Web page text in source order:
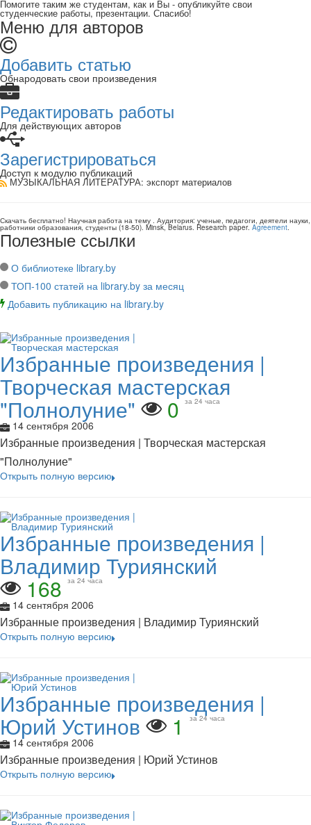
Помогите таким же студентам, как и Вы - опубликуйте свои
студенческие работы, презентации. Спасибо!
Меню для авторов
Добавить статью
Обнародовать свои произведения
Редактировать работы
Для действующих авторов
Зарегистрироваться
Доступ к модулю публикаций
МУЗЫКАЛЬНАЯ ЛИТЕРАТУРА: экспорт материалов
Скачать бесплатно! Научная работа на тему . Аудитория: ученые, педагоги, деятели науки,
работники образования, студенты (18-50). Minsk, Belarus. Research paper. Agreement.
Полезные ссылки
О библиотеке library.by
ТОП-100 статей на library.by за месяц
Добавить публикацию на library.by
Избранные произведения |
Творческая мастерская
"Полнолуние" 0 за 24 часа
14 сентября 2006
Избранные произведения | Творческая мастерская
"Полнолуние"
Открыть полную версию
Избранные произведения |
Владимир Туриянский
168 за 24 часа
14 сентября 2006
Избранные произведения | Владимир Туриянский
Открыть полную версию
Избранные произведения |
Юрий Устинов 1 за 24 часа
14 сентября 2006
Избранные произведения | Юрий Устинов
Открыть полную версию